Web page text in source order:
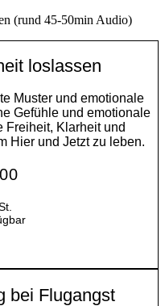
(rund 45-50min Audio)
loslassen
Muster und emotionale
Gefühle und emotionale
Freiheit, Klarheit und
Hier und Jetzt zu leben.
bei Flugangst